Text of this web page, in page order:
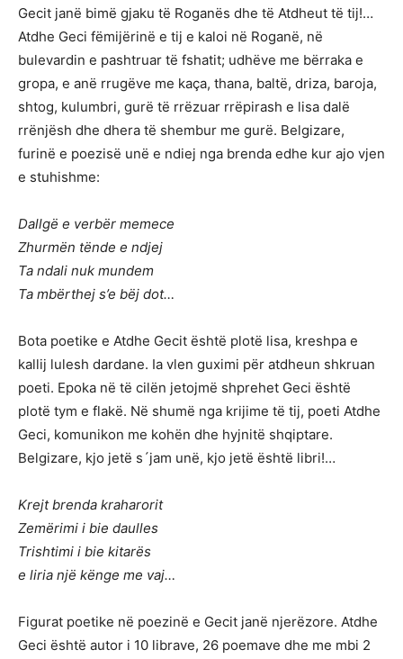
Gecit janë bimë gjaku të Roganës dhe të Atdheut të tij!…
Atdhe Geci fëmijërinë e tij e kaloi në Roganë, në
bulevardin e pashtruar të fshatit; udhëve me bërraka e
gropa, e anë rrugëve me kaça, thana, baltë, driza, baroja,
shtog, kulumbri, gurë të rrëzuar rrëpirash e lisa dalë
rrënjësh dhe dhera të shembur me gurë. Belgizare,
furinë e poezisë unë e ndiej nga brenda edhe kur ajo vjen
e stuhishme:
Dallgë e verbër memece
Zhurmën tënde e ndjej
Ta ndali nuk mundem
Ta mbërthej s’e bëj dot…
Bota poetike e Atdhe Gecit është plotë lisa, kreshpa e
kallij lulesh dardane. Ia vlen guximi për atdheun shkruan
poeti. Epoka në të cilën jetojmë shprehet Geci është
plotë tym e flakë. Në shumë nga krijime të tij, poeti Atdhe
Geci, komunikon me kohën dhe hyjnitë shqiptare.
Belgizare, kjo jetë s´jam unë, kjo jetë është libri!…
Krejt brenda kraharorit
Zemërimi i bie daulles
Trishtimi i bie kitarës
e liria një kënge me vaj…
Figurat poetike në poezinë e Gecit janë njerëzore. Atdhe
Geci është autor i 10 librave, 26 poemave dhe me mbi 2